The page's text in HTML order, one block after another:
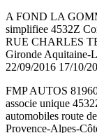
A FOND LA
simplifiee 4532Z
RUE CHARLES
Gironde Aquitaine-
22/09/2016 17/10/
FMP AUTOS
associe unique
automobiles route
Provence-Alpes-